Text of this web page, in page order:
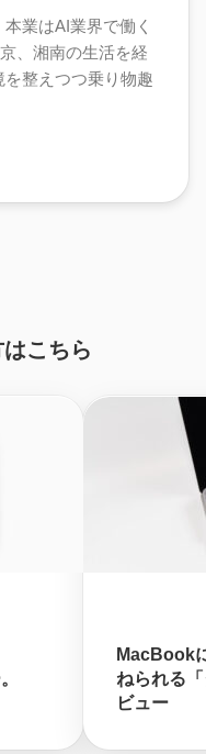
業はAI業界で働く
、湘南の生活を経
整えつつ乗り物趣
こちら
MacBook
ねられる
ビュー